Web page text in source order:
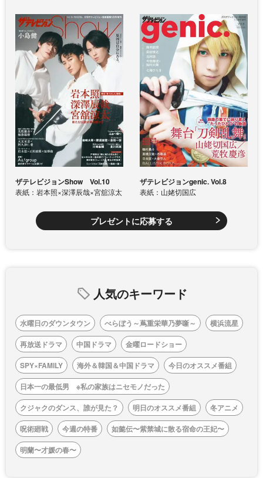
ザテレビジョンShow Vol.10
表紙：岩本照×深澤辰哉×宮舘涼太
ザテレビジョンgenic. Vol.8
表紙：山姥切国広
プレゼントに応募する
人気のキーワード
水曜日のダウンタウン べらぼう～蔦重栄華乃夢噺～
横浜流星
再放送ドラマ
中国ドラマ
金曜ロードショー
SPY×FAMILY
海外＆韓国＆中国ドラマ
今日のオススメ番組
日本一の最低男 ※私の家族はニセモノだった
クジャクのダンス、誰が見た？
明日のオススメ番組
冬アニメ
呪術廻戦
今週の特番
如懿伝〜紫禁城に散る宿命の王妃〜
明蘭〜才媛の春〜